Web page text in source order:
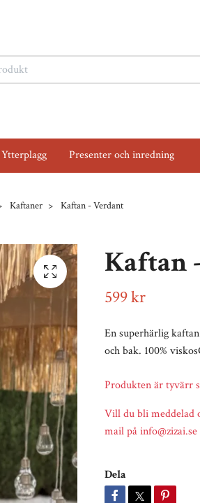
Ytterplagg Presenter och inredning
Kaftaner Kaftan - Verdant
Kaftan
599 kr
En superhärlig
och bak. 100%
Produkten är tyvärr
Vill du bli meddelad
mail påinfo@zizai.se
Dela